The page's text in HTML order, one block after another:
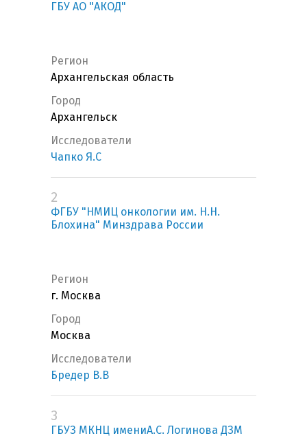
ГБУ АО "АКОД"
Регион
Архангельская область
Город
Архангельск
Исследователи
Чапко Я.С
2
ФГБУ "НМИЦ онкологии им. Н.Н.
Блохина" Минздрава России
Регион
г. Москва
Город
Москва
Исследователи
Бредер В.В
3
ГБУЗ МКНЦ имениА.С. Логинова ДЗМ